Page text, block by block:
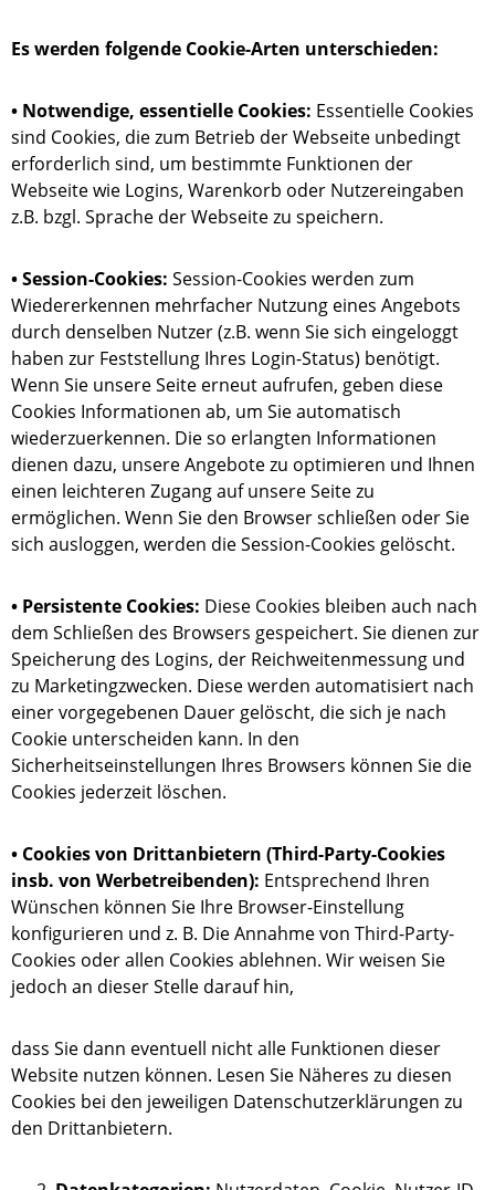
Es werden folgende Cookie-Arten unterschieden:
• Notwendige, essentielle Cookies: Essentielle Cookies
sind Cookies, die zum Betrieb der Webseite unbedingt
erforderlich sind, um bestimmte Funktionen der
Webseite wie Logins, Warenkorb oder Nutzereingaben
z.B. bzgl. Sprache der Webseite zu speichern.
• Session-Cookies: Session-Cookies werden zum
Wiedererkennen mehrfacher Nutzung eines Angebots
durch denselben Nutzer (z.B. wenn Sie sich eingeloggt
haben zur Feststellung Ihres Login-Status) benötigt.
Wenn Sie unsere Seite erneut aufrufen, geben diese
Cookies Informationen ab, um Sie automatisch
wiederzuerkennen. Die so erlangten Informationen
dienen dazu, unsere Angebote zu optimieren und Ihnen
einen leichteren Zugang auf unsere Seite zu
ermöglichen. Wenn Sie den Browser schließen oder Sie
sich ausloggen, werden die Session-Cookies gelöscht.
• Persistente Cookies: Diese Cookies bleiben auch nach
dem Schließen des Browsers gespeichert. Sie dienen zur
Speicherung des Logins, der Reichweitenmessung und
zu Marketingzwecken. Diese werden automatisiert nach
einer vorgegebenen Dauer gelöscht, die sich je nach
Cookie unterscheiden kann. In den
Sicherheitseinstellungen Ihres Browsers können Sie die
Cookies jederzeit löschen.
• Cookies von Drittanbietern (Third-Party-Cookies
insb. von Werbetreibenden): Entsprechend Ihren
Wünschen können Sie Ihre Browser-Einstellung
konfigurieren und z. B. Die Annahme von Third-Party-
Cookies oder allen Cookies ablehnen. Wir weisen Sie
jedoch an dieser Stelle darauf hin,
dass Sie dann eventuell nicht alle Funktionen dieser
Website nutzen können. Lesen Sie Näheres zu diesen
Cookies bei den jeweiligen Datenschutzerklärungen zu
den Drittanbietern.